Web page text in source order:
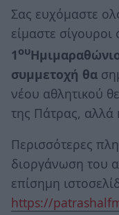
Σας ευχόμαστε
είμαστε σίγουροι
1 ου
συμμετοχή θα
νέου αθλητικού
της Πάτρας, αλλά
Περισσότερες
διοργάνωση του
επίσημη
https://